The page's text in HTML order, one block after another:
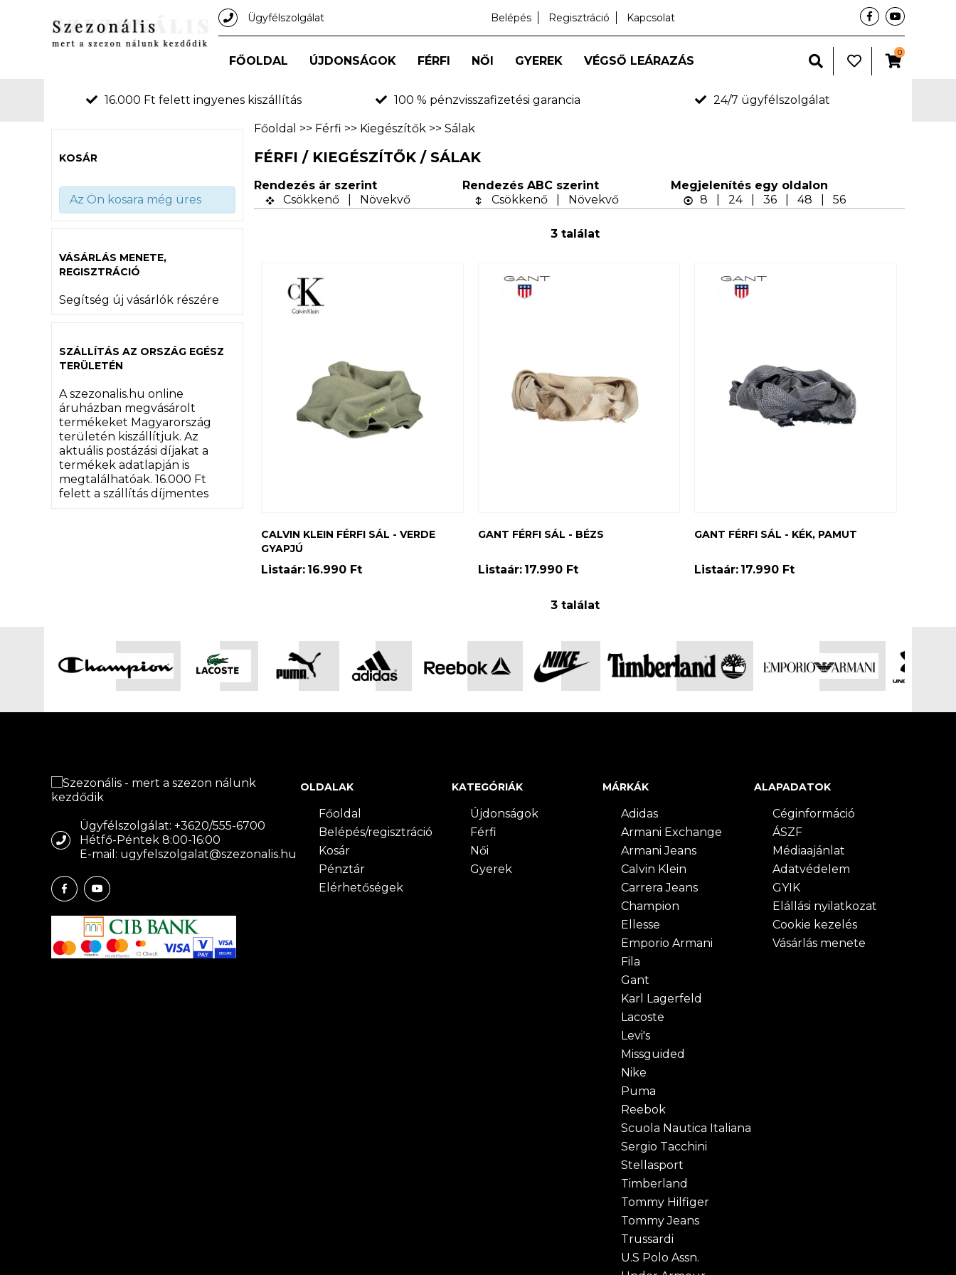
Ügyfélszolgálat Belépés Regisztráció Kapcsolat
FŐOLDAL ÚJDONSÁGOK FÉRFI NŐI GYEREK VÉGSŐ LEÁRAZÁS
0
16.000 Ft felett ingyenes kiszállítás 100 % pénzvisszafizetési garancia 24/7 ügyfélszolgálat
KOSÁR
Az Ön kosara még üres
VÁSÁRLÁS MENETE,
REGISZTRÁCIÓ
Segítség új vásárlók részére
SZÁLLÍTÁS AZ ORSZÁG EGÉSZ
TERÜLETÉN
A szezonalis.hu online
áruházban megvásárolt
termékeket Magyarország
területén kiszállítjuk. Az
aktuális postázási díjakat a
termékek adatlapján is
megtalálhatóak. 16.000 Ft
felett a szállítás díjmentes
Főoldal >> Férfi >> Kiegészítők >> Sálak
FÉRFI / KIEGÉSZÍTŐK / SÁLAK
Rendezés ár szerint
Csökkenő
Növekvő
Rendezés ABC szerint
Csökkenő
Növekvő
Megjelení­tés egy oldalon
8
24| 36 48 56
3 találat
CALVIN KLEIN FÉRFI SÁL - VERDE
GYAPJÚ
Listaár: 16.990 Ft
GANT FÉRFI SÁL - BÉZS
Listaár: 17.990 Ft
GANT FÉRFI SÁL - KÉK, PAMUT
Listaár: 17.990 Ft
3 találat
Ügyfélszolgálat: +3620/555-6700
Hétfő-Péntek 8:00-16:00
E-mail: ugyfelszolgalat@szezonalis.hu
OLDALAK
Főoldal
Belépés/regisztráció
Kosár
Pénztár
Elérhetőségek
KATEGÓRIÁK
Újdonságok
Férfi
Női
Gyerek
MÁRKÁK
Adidas
Armani Exchange
Armani Jeans
Calvin Klein
Carrera Jeans
Champion
Ellesse
Emporio Armani
Fila
Gant
Karl Lagerfeld
Lacoste
Levi's
Missguided
Nike
Puma
Reebok
Scuola Nautica Italiana
Sergio Tacchini
Stellasport
Timberland
Tommy Hilfiger
Tommy Jeans
Trussardi
U.S Polo Assn.
ALAPADATOK
Céginformáció
ÁSZF
Médiaajánlat
Adatvédelem
GYIK
Elállási nyilatkozat
Cookie kezelés
Vásárlás menete